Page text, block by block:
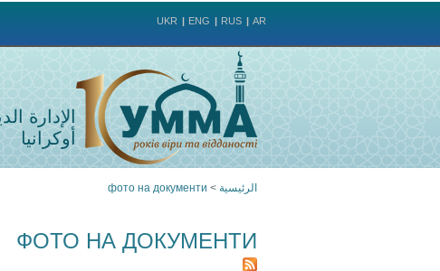
UKR ENG RUS AR
الإدارة
أوكرانيا
هنا
الرئيسية >
фото на документи
ФОТО НА ДОКУМЕНТИ